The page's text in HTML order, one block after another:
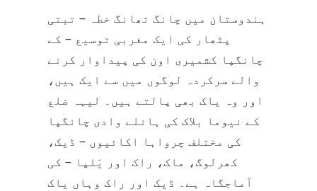
ہندوستان میں چانگ تھانگ خطہ – تبتی
پٹھار کی ایک مغربی توسیع – کے
چانگپا کشمیری اون کی پیداوار کرنے
والے سرکردہ لوگوں میں سے ایک ہیں،
اور وہ یاک بھی پالتے ہیں۔ لیہہ ضلع
کے نیوما بلاک کی ہانلے وادی چانگپا
کی مختلف چرواہا اکائیوں – ڈیک،
کھرلوگ، ماک، راک اور یَلپا – کی
آماجگاہ ہے۔ ڈیک اور راک وہاں یاک